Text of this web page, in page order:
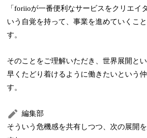
「foriioが一番便利なサービスをクリエイ
いう自覚を持って、事業を進めていくこ
す。
そのことをご理解いただき、世界展開と
早くたどり着けるように働きたいという
す。
編集部
そういう危機感を共有しつつ、次の展開